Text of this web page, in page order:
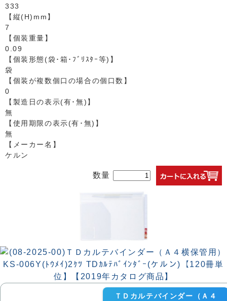
333
【縦(H)mm】
7
【個装重量】
0.09
【個装形態(袋･箱･ﾌﾞﾘｽﾀｰ等)】
袋
【個装が複数個口の場合の個口数】
0
【製造日の表示(有･無)】
無
【使用期限の表示(有･無)】
無
【メーカー名】
ケルン
数量
ＴＤカルテバインダー（Ａ４